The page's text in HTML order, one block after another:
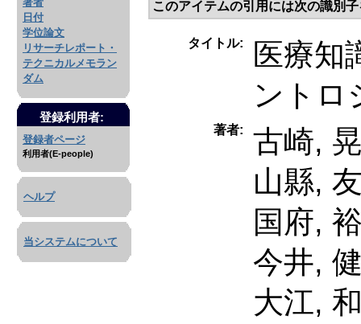
日付
学位論文
リサーチレポート・
テクニカルメモラン
ダム
登録利用者:
登録者ページ
利用者(E-people)
ヘルプ
当システムについて
このアイテムの引用には次の識別
タイトル:
医療知
ントロ
著者:
古崎,
山縣,
国府,
今井,
大江,